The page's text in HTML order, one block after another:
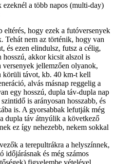
ezeknél a több napos (multi-day)
eltérés, hogy ezek a futóversenyek
Tehát nem az történik, hogy van
és ezen elindulsz, futsz a célig,
hosszú, akkor kicsit alszol is
jellemzően olyanok,
körüli távot, kb. 40 km-t kell
alvás másnap reggelig a
egy hosszú, dupla táv-dupla nap
is arányosan hosszabb, és
is. A gyorsabbak lefutják még
dupla táv átnyúlik a következő
ez így nehezebb, nekem sokkal
a terepultrákra a helyszínnek,
időjárásnak és még számos
figyelembe vételével